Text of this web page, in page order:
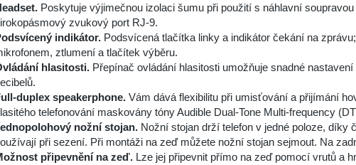
Poskytuje výjimečnou izolaci šumu při použití s náhlavní
zvukový port RJ-9.
indikátor. Podsvícená tlačítka linky a indikátor čekání na
ztlumení a tlačítek výběru.
hlasitosti. Přepínač ovládání hlasitosti umožňuje snadné
duplex speakerphone. Vám dává flexibilitu při umisťování a přijímání
telefonování maskovány tóny Audible Dual-Tone Multi-frequency
nožní stojan. Nožní stojan drží telefon v jedné poloze, díky
při sezení. Při montáži na zeď můžete nožní stojan sejmout. Na
připevnění na zeď. Lze jej připevnit přímo na zeď pomocí vrutů a